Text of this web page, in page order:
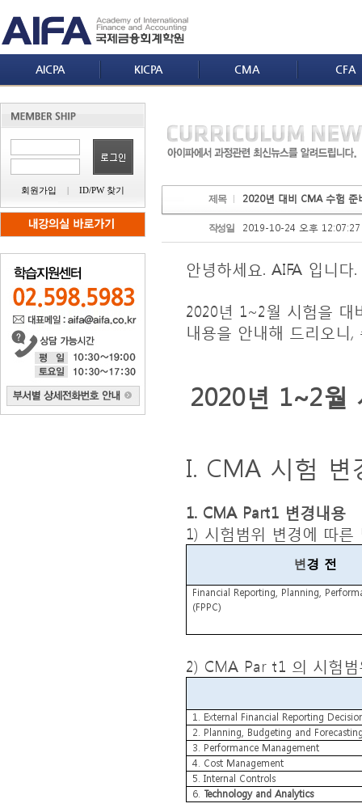
AICPA KICPA CMA CFA
회원가입 | ID/PW 찾기
제목 2020년 대비 CMA 수험 준
작성일 2019-10-24 오후 12:07:27
안녕하세요. AIFA 입니다.
2020년 1~2월 시험을 대
내용을 안내해 드리오니,
2020년 1~2월
I. CMA 시험 변
1. CMA Part1 변경내용
1) 시험범위 변경에 따
변경 전
Financial Reporting, Planning,
(FPPC)
2) CMA Par t1 의 시험
1. External Financial Reporting
2. Planning, Budgeting and
3. Performance Management
4. Cost Management
5. Internal Controls
6. Technology and Analytics